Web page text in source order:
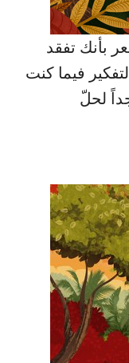
بأنك تفقد
فيما كنت
لحلّ